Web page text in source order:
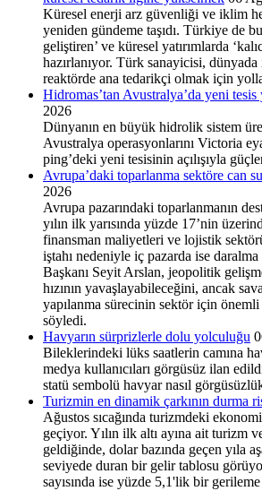
Küresel enerji arz güvenliği ve iklim
yeniden gündeme taşıdı. Türkiye de
geliştiren’ ve küresel yatırımlarda
hazırlanıyor. Türk sanayicisi,
reaktörde ana tedarikçi olmak için
Hidromas’tan Avustralya’da yeni tesis
2026
Dünyanın en büyük hidrolik sistem
Avustralya operasyonla­rını Victoria
ping’deki yeni tesisinin açılışıy­la
Avrupa’daki toparlanma sektöre can
2026
Avrupa pazarındaki toparlanmanın
yılın ilk yarısında yüzde 17’nin
finansman maliyetleri ve lojistik
iştahı nedeniyle iç pazarda ise
Başkanı Seyit Arslan, jeopolitik
hızının yavaşlayabileceğini, ancak
yapılanma sürecinin sektör için önemli
söyledi.
Havyarın sürprizlerle dolu yolculuğu
Bileklerindeki lüks saatlerin camına
medya kullanıcıları görgüsüz ilan
statü sembolü havyar nasıl
Turizmin en dinamik çarkının durma
Ağustos sıcağında turizmdeki
geçiyor. Yılın ilk altı ayına ait turizm
geldiğinde, dolar bazında geçen yıla
seviyede duran bir gelir tablosu
sayısında ise yüzde 5,1'lik bir gerileme